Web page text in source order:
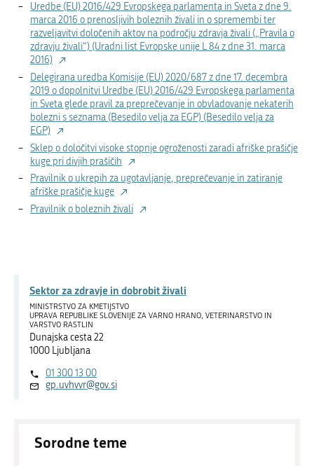
Uredbe (EU) 2016/429 Evropskega parlamenta in Sveta z dne 9.
marca 2016 o prenosljivih boleznih živali in o spremembi ter
razveljavitvi določenih aktov na področju zdravja živali („Pravila o
zdravju živali“) (Uradni list Evropske unije L 84 z dne 31. marca
2016)
Delegirana uredba Komisije (EU) 2020/687 z dne 17. decembra
2019 o dopolnitvi Uredbe (EU) 2016/429 Evropskega parlamenta
in Sveta glede pravil za preprečevanje in obvladovanje nekaterih
bolezni s seznama (Besedilo velja za EGP) (Besedilo velja za
EGP)
Sklep o določitvi visoke stopnje ogroženosti zaradi afriške prašičje
kuge pri divjih prašičih
Pravilnik o ukrepih za ugotavljanje, preprečevanje in zatiranje
afriške prašičje kuge
Pravilnik o boleznih živali
Sektor za zdravje in dobrobit živali
MINISTRSTVO ZA KMETIJSTVO
UPRAVA REPUBLIKE SLOVENIJE ZA VARNO HRANO, VETERINARSTVO IN
VARSTVO RASTLIN
Dunajska cesta 22
1000 Ljubljana
01 300 13 00
gp.uvhvvr@gov.si
Sorodne teme